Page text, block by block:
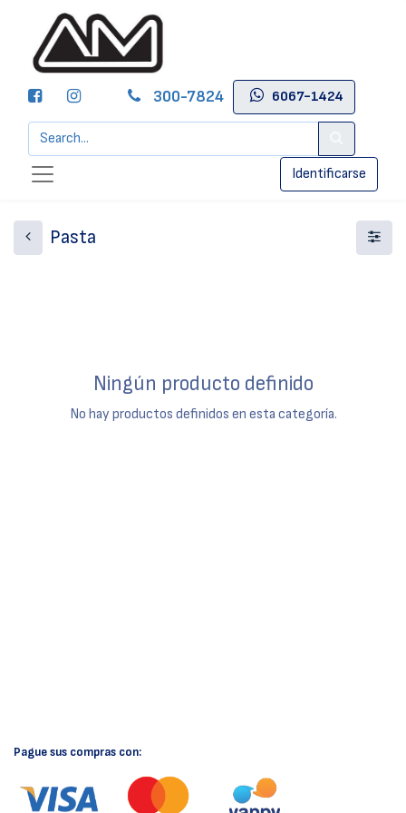
300-7824 6067-1424
Identificarse
Pasta
Ningún producto definido
No hay productos definidos en esta categoría.
Pague sus compras con: